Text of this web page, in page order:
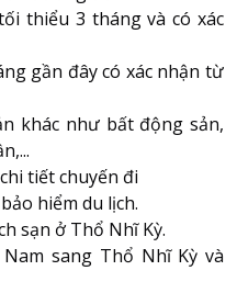
thiểu 3 tháng và có xác
gần đây có xác nhận từ
khác như bất động sản,
tiết chuyến đi
hiểm du lịch.
sạn ở Thổ Nhĩ Kỳ.
sang Thổ Nhĩ Kỳ và